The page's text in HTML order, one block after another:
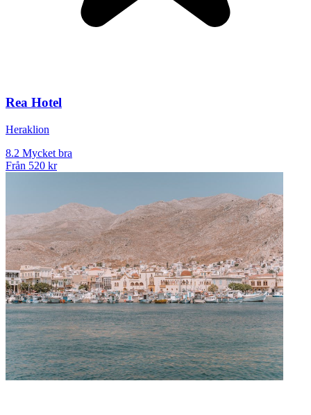
Rea Hotel
Heraklion
8.2 Mycket bra
Från 520 kr